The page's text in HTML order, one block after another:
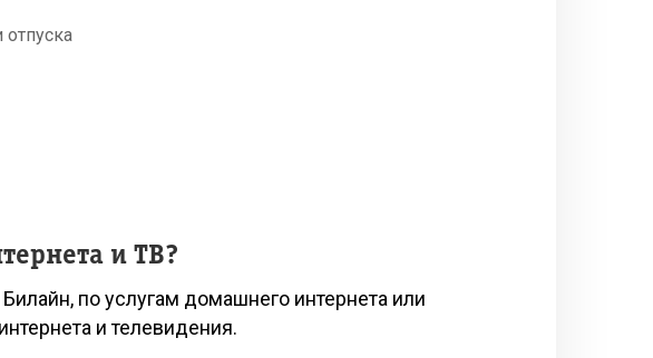
и ТВ?
по услугам домашнего интернета или
и телевидения.